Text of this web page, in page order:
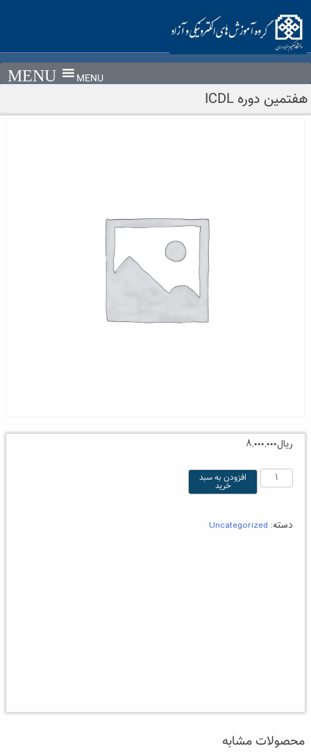
content
MENU
هفتمین دوره ICDL
ریال۸,۰۰۰,۰۰۰
هفتمین
ICDL
افزودن به سبد
خرید
دسته: Uncategorized
محصولات مشابه